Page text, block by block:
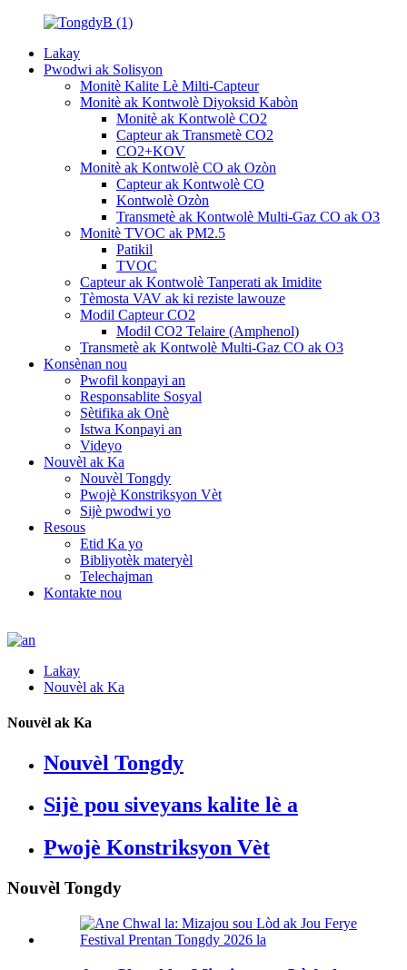
Lakay
Pwodwi ak Solisyon
Monitè Kalite Lè Milti-Capteur
Monitè ak Kontwolè Diyoksid Kabòn
Monitè ak Kontwolè CO2
Capteur ak Transmetè CO2
CO2+KOV
Monitè ak Kontwolè CO ak Ozòn
Capteur ak Kontwolè CO
Kontwolè Ozòn
Transmetè ak Kontwolè Multi-Gaz CO ak O3
Monitè TVOC ak PM2.5
Patikil
TVOC
Capteur ak Kontwolè Tanperati ak Imidite
Tèmosta VAV ak ki reziste lawouze
Modil Capteur CO2
Modil CO2 Telaire (Amphenol)
Transmetè ak Kontwolè Multi-Gaz CO ak O3
Konsènan nou
Pwofil konpayi an
Responsablite Sosyal
Sètifika ak Onè
Istwa Konpayi an
Videyo
Nouvèl ak Ka
Nouvèl Tongdy
Pwojè Konstriksyon Vèt
Sijè pwodwi yo
Resous
Etid Ka yo
Bibliyotèk materyèl
Telechajman
Kontakte nou
Lakay
Nouvèl ak Ka
Nouvèl ak Ka
Nouvèl Tongdy
Sijè pou siveyans kalite lè a
Pwojè Konstriksyon Vèt
Nouvèl Tongdy